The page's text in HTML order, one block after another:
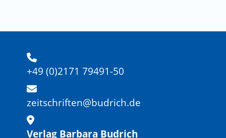
+49 (0)2171 79491-50
zeitschriften@budrich.de
Verlag Barbara Budrich